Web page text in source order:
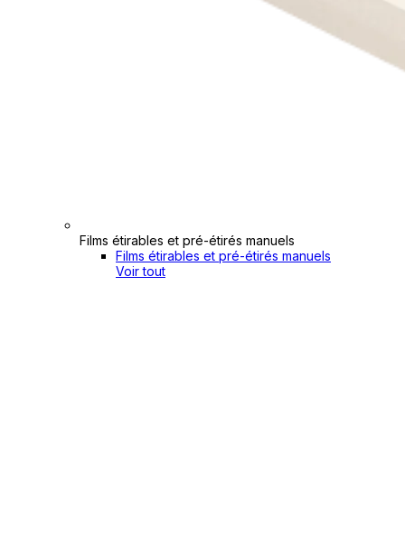
Films étirables et pré-étirés manuels
Films étirables et pré-étirés manuels
Voir tout